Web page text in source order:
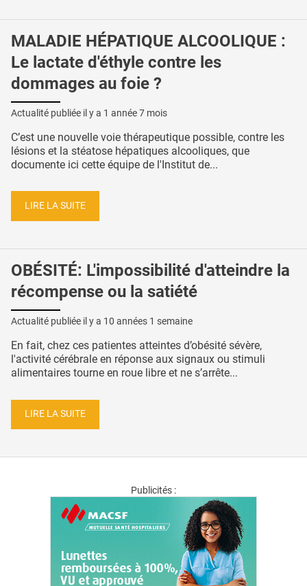
MALADIE HÉPATIQUE ALCOOLIQUE :
Le lactate d'éthyle contre les
dommages au foie ?
Actualité publiée il y a 1 année 7 mois
C’est une nouvelle voie thérapeutique possible, contre les
lésions et la stéatose hépatiques alcooliques, que
documente ici cette équipe de l'Institut de...
LIRE LA SUITE
OBÉSITÉ: L'impossibilité d'atteindre la
récompense ou la satiété
Actualité publiée il y a 10 années 1 semaine
En fait, chez ces patientes atteintes d’obésité sévère,
l'activité cérébrale en réponse aux signaux ou stimuli
alimentaires tourne en roue libre et ne s’arrête...
LIRE LA SUITE
Publicités :